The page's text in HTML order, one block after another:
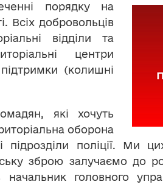
порядку на
Всіх добровольців
відділи та
центри
(колишні
які хочуть
оборона
підрозділи поліції. Ми
зброю залучаємо до
головного